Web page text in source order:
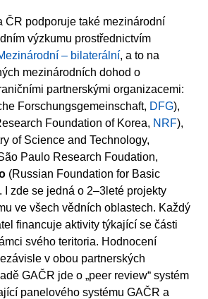
ČR podporuje také mezinárodní
výzkumu prostřednictvím
– bilaterální, a to na
mezinárodních dohod o
partnerskými organizacemi:
Forschungsgemeinschaft, DFG),
Foundation of Korea, NRF),
of Science and Technology,
Paulo Research Foudation,
(Russian Foundation for Basic
I zde se jedná o 2–3leté projekty
ve všech vědních oblastech. Každý
financuje aktivity týkající se části
svého teritoria. Hodnocení
v obou partnerských
GAČR jde o „peer review“ systém
panelového systému GAČR a